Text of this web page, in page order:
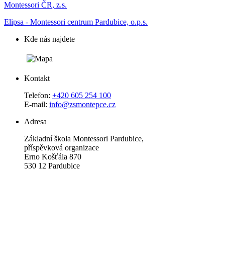
Montessori ČR, z.s.
Elipsa - Montessori centrum Pardubice, o.p.s.
Kde nás najdete
Kontakt
Telefon: +420 605 254 100
E-mail: info@zsmontepce.cz
Adresa
Základní škola Montessori Pardubice,
příspěvková organizace
Erno Košťála 870
530 12 Pardubice